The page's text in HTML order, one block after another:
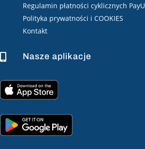
Regulamin płatności cyklicznych PayU
Polityka prywatności i COOKIES
Kontakt
 Nasze aplikacje